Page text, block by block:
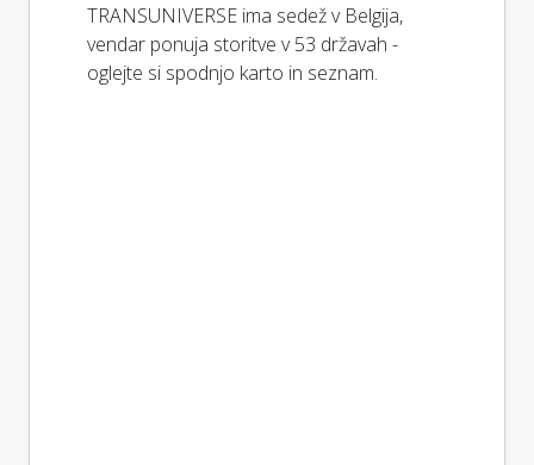
TRANSUNIVERSE ima sedež v Belgija,
vendar ponuja storitve v 53 državah -
oglejte si spodnjo karto in seznam.